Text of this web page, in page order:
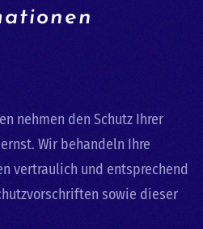
nehmen den Schutz Ihrer
Wir behandeln Ihre
vertraulich und entsprechend
sowie dieser